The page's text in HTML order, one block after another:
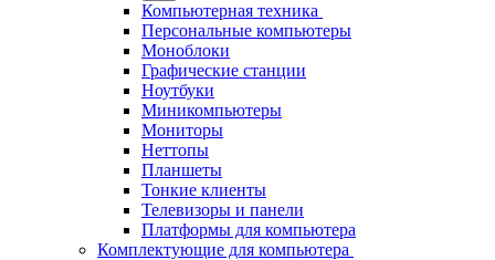
Компьютерная техника
Персональные компьютеры
Моноблоки
Графические станции
Ноутбуки
Миникомпьютеры
Мониторы
Неттопы
Планшеты
Тонкие клиенты
Телевизоры и панели
Платформы для компьютера
Комплектующие для компьютера